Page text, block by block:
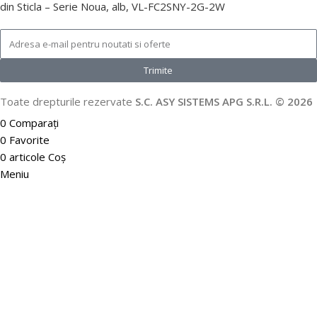
Trimite
Toate drepturile rezervate S.C. ASY SISTEMS APG S.R.L. © 2026
0 Comparați
0 Favorite
0 articole Coș
Meniu